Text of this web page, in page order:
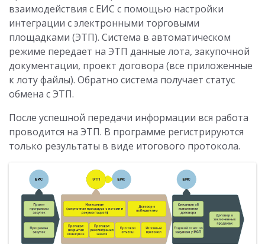
взаимодействия с ЕИС с помощью настройки
интеграции с электронными торговыми
площадками (ЭТП). Система в автоматическом
режиме передает на ЭТП данные лота, закупочной
документации, проект договора (все приложенные
к лоту файлы). Обратно система получает статус
обмена с ЭТП.
После успешной передачи информации вся работа
проводится на ЭТП. В программе регистрируются
только результаты в виде итогового протокола.